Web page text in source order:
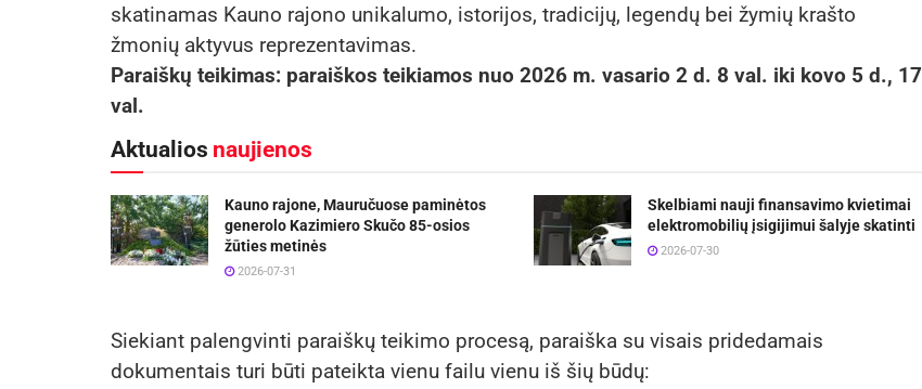
skatinamas Kauno rajono unikalumo, istorijos, tradicijų, legendų bei žymių krašto
žmonių aktyvus reprezentavimas.
Paraiškų teikimas: paraiškos teikiamos nuo 2026 m. vasario 2 d. 8 val. iki kovo 5 d., 17
val.
Aktualios naujienos
Kauno rajone, Mauručuose paminėtos
generolo Kazimiero Skučo 85-osios
žūties metinės
2026-07-31
Skelbiami nauji finansavimo kvietimai
elektromobilių įsigijimui šalyje skatinti
2026-07-30
Siekiant palengvinti paraiškų teikimo procesą, paraiška su visais pridedamais
dokumentais turi būti pateikta vienu failu vienu iš šių būdų: